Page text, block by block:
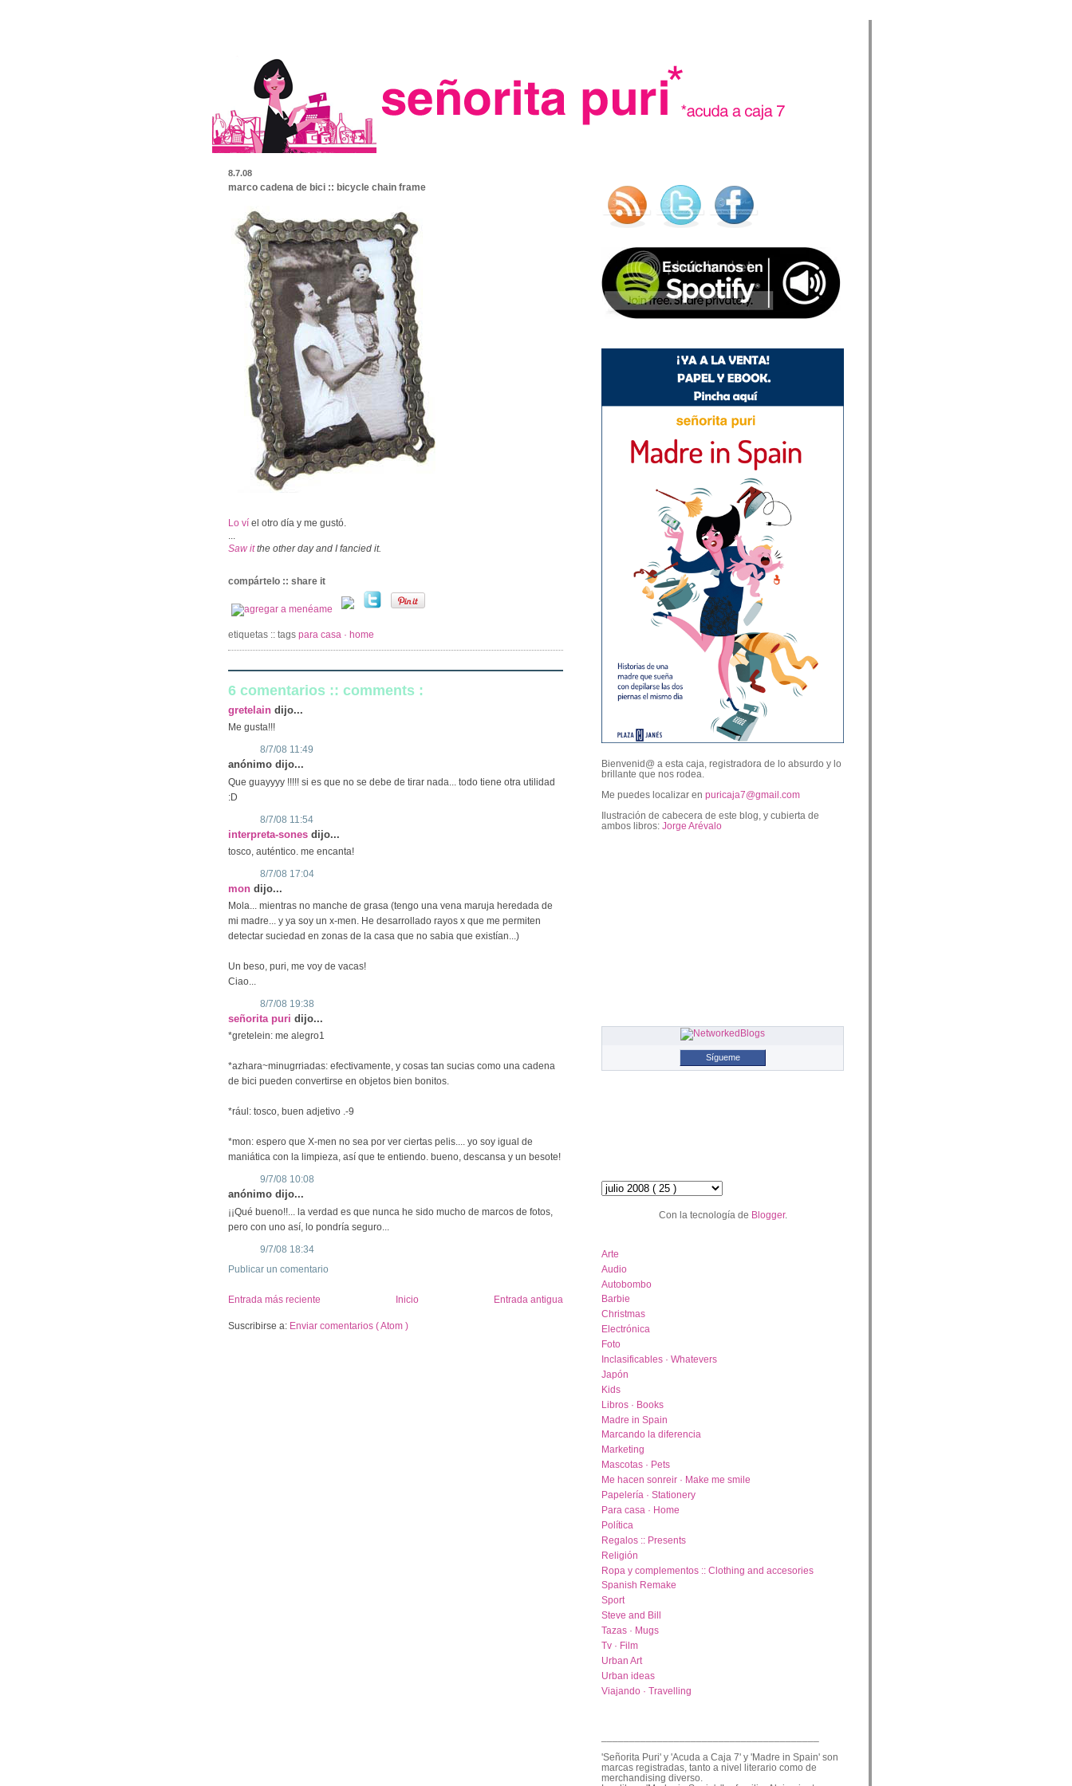
8.7.08
marco cadena de bici :: bicycle chain frame
Lo ví el otro día y me gustó.
...
Saw itthe other day and I fancied it.
compártelo :: share it
etiquetas :: tags para casa · home
6 comentarios :: comments :
gretelain dijo...
Me gusta!!!
8/7/08 11:49
anónimo dijo...
Que guayyyy !!!!! si es que no se debe de tirar nada... todo tiene otra utilidad
:D
8/7/08 11:54
interpreta-sones dijo...
tosco, auténtico. me encanta!
8/7/08 17:04
mon dijo...
Mola... mientras no manche de grasa (tengo una vena maruja heredada de
mi madre... y ya soy un x-men. He desarrollado rayos x que me permiten
detectar suciedad en zonas de la casa que no sabia que existían...)
Un beso, puri, me voy de vacas!
Ciao...
8/7/08 19:38
señorita puri dijo...
*gretelein: me alegro1
*azhara~minugrriadas: efectivamente, y cosas tan sucias como una cadena
de bici pueden convertirse en objetos bien bonitos.
*rául: tosco, buen adjetivo .-9
*mon: espero que X-men no sea por ver ciertas pelis.... yo soy igual de
maniática con la limpieza, así que te entiendo. bueno, descansa y un besote!
9/7/08 10:08
anónimo dijo...
¡¡Qué bueno!!... la verdad es que nunca he sido mucho de marcos de fotos,
pero con uno así, lo pondría seguro...
9/7/08 18:34
Publicar un comentario
Entrada más reciente Entrada antigua
Inicio
Suscribirse a: Enviar comentarios ( Atom )
Bienvenid@ a esta caja, registradora de lo absurdo y lo
brillante que nos rodea.
Me puedes localizar en puricaja7@gmail.com
Ilustración de cabecera de este blog, y cubierta de
ambos libros: Jorge Arévalo
Sígueme
Con la tecnología de Blogger.
Arte
Audio
Autobombo
Barbie
Christmas
Electrónica
Foto
Inclasificables · Whatevers
Japón
Kids
Libros · Books
Madre in Spain
Marcando la diferencia
Marketing
Mascotas · Pets
Me hacen sonreir · Make me smile
Papelería · Stationery
Para casa · Home
Política
Regalos :: Presents
Religión
Ropa y complementos :: Clothing and accesories
Spanish Remake
Sport
Steve and Bill
Tazas · Mugs
Tv · Film
Urban Art
Urban ideas
Viajando · Travelling
'Señorita Puri' y 'Acuda a Caja 7' y 'Madre in Spain' son
marcas registradas, tanto a nivel literario como de
merchandising diverso.